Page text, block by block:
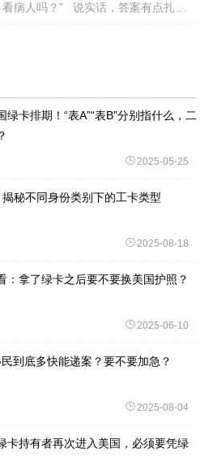
实话，答案有点扎
绿卡排期！“表A”“表B”分别指什么，二
2025-05-25
秘不同身份类别下的工卡类型
2025-08-18
：拿了绿卡之后要不要换美国护照？
2025-06-10
到底多快能递案？要不要加急？
2025-08-04
卡持有者再次进入美国，必须要凭绿